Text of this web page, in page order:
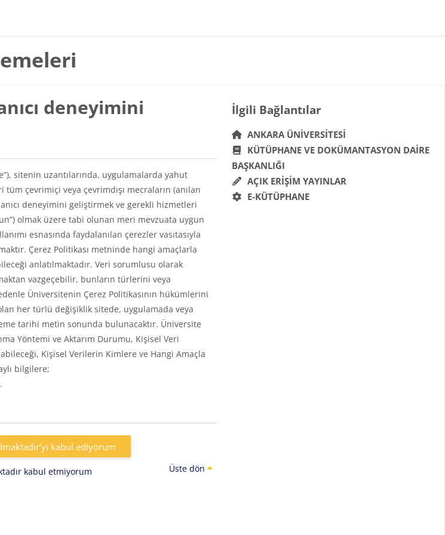
deneyimini
sitenin uzantılarında, uygulamalarda yahut
çevrimiçi veya çevrimdışı mecraların (anılan
deneyimini geliştirmek ve gerekli hizmetleri
olmak üzere tabi olunan meri mevzuata uygun
esnasında faydalanılan çerezler vasıtasıyla
Çerez Politikası metninde hangi amaçlarla
anlatılmaktadır. Veri sorumlusu olarak
vazgeçebilir, bunların türlerini veya
Üniversitenin Çerez Politikasının hükümlerini
her türlü değişiklik sitede, uygulamada veya
tarihi metin sonunda bulunacaktır. Üniversite
Yöntemi ve Aktarım Durumu, Kişisel Veri
Kişisel Verilerin Kimlere ve Hangi Amaçla
bilgilere;
kabul ediyorum
kabul etmiyorum Üste dön
Bloklar
İlgili Bağlantılar 'yı atla
İlgili Bağlantılar
ANKARA ÜNIVERSITESI
KÜTÜPHANE VE DOKÜMANTASYON DAIRE
BAŞKANLIĞI
AÇIK ERIŞIM YAYINLAR
E-KÜTÜPHANE